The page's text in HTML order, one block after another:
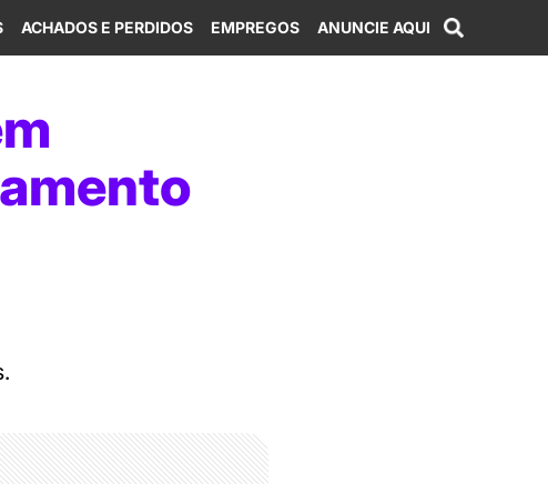
ACHADOS E PERDIDOS EMPREGOS ANUNCIE AQUI